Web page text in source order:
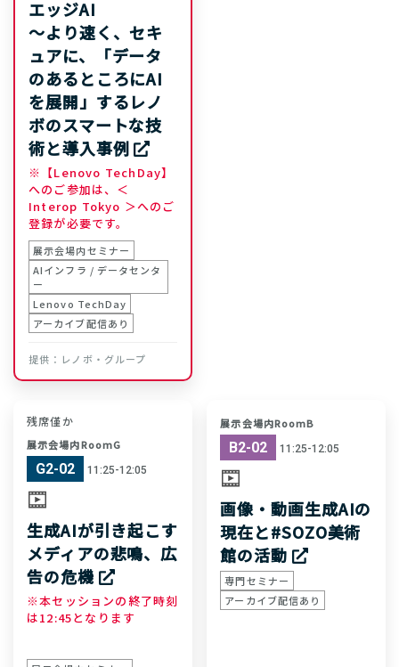
エッジAI
～より速く、セキ
ュアに、「データ
のあるところにAI
を展開」するレノ
ボのスマートな技
術と導入事例
※【Lenovo TechDay】
へのご参加は、＜
Interop Tokyo ＞へのご
登録が必要です。
展示会場内セミナー
AIインフラ / データセンタ
ー
Lenovo TechDay
アーカイブ配信あり
レノボ・グループ
残席僅か
展示会場内RoomG
G2-02 11:25-12:05
生成AIが引き起こす
メディアの悲鳴、広
告の危機
※本セッションの終了時刻
は12:45となります
展示会場内RoomB
B2-02 11:25-12:05
画像・動画生成AIの
現在と#SOZO美術
館の活動
専門セミナー
アーカイブ配信あり